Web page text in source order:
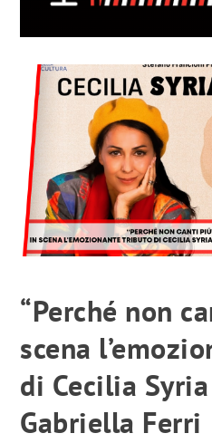
“Perché non
scena
di Cecilia
Gabriella Ferri